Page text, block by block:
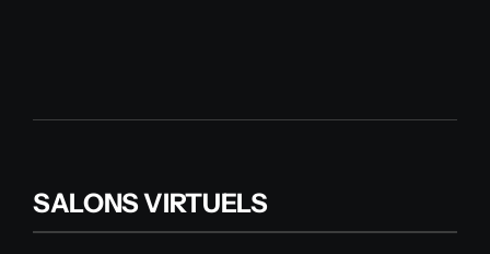
SALONS VIRTUELS